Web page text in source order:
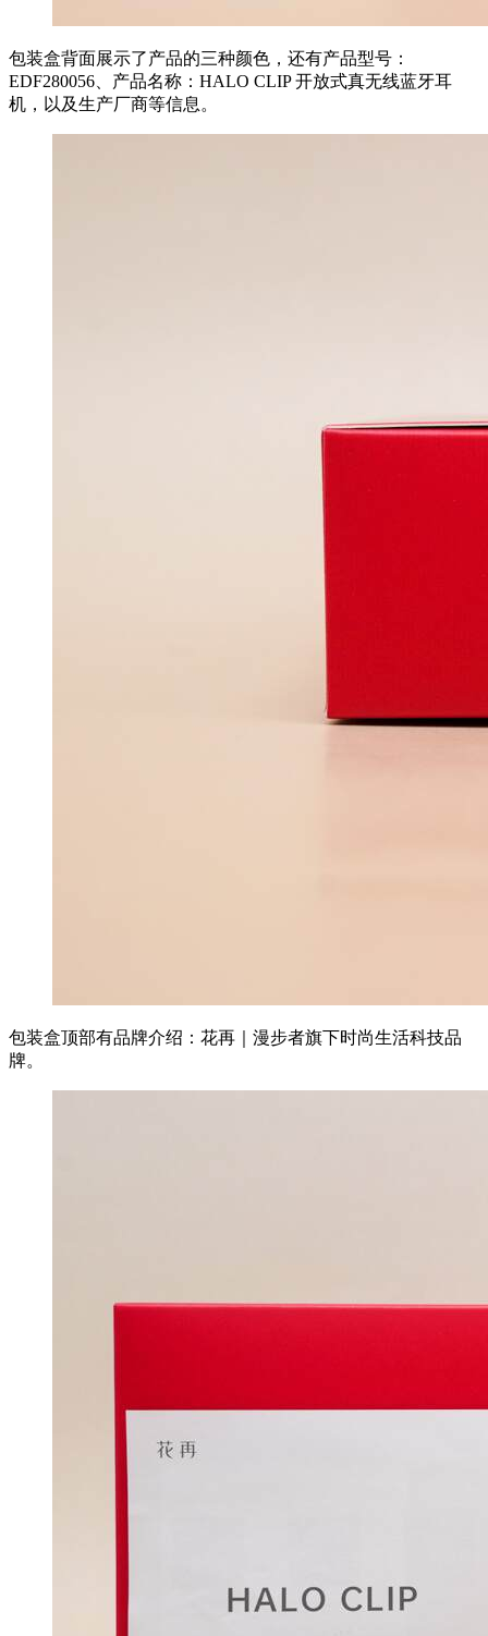
包装盒背面展示了产品的三种颜色，还有产品型号：
EDF280056、产品名称：HALO CLIP 开放式真无线蓝牙耳
机，以及生产厂商等信息。
包装盒顶部有品牌介绍：花再｜漫步者旗下时尚生活科技品
牌。